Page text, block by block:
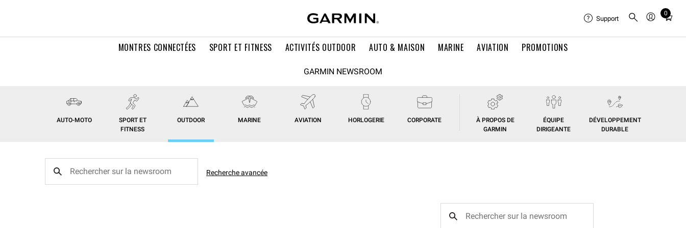
MONTRES CONNECTÉES SPORT ET FITNESS ACTIVITÉS OUTDOOR AUTO & MAISON MARINE AVIATION PROMOTIONS
Support
0
Total
in
GARMIN NEWSROOM
AUTO-MOTO
SPORT ET
FITNESS
OUTDOOR MARINE AVIATION HORLOGERIE CORPORATE
À PROPOS DE
GARMIN
ÉQUIPE
DIRIGEANTE
DÉVELOPPEMENT
DURABLE
Recherche avancée